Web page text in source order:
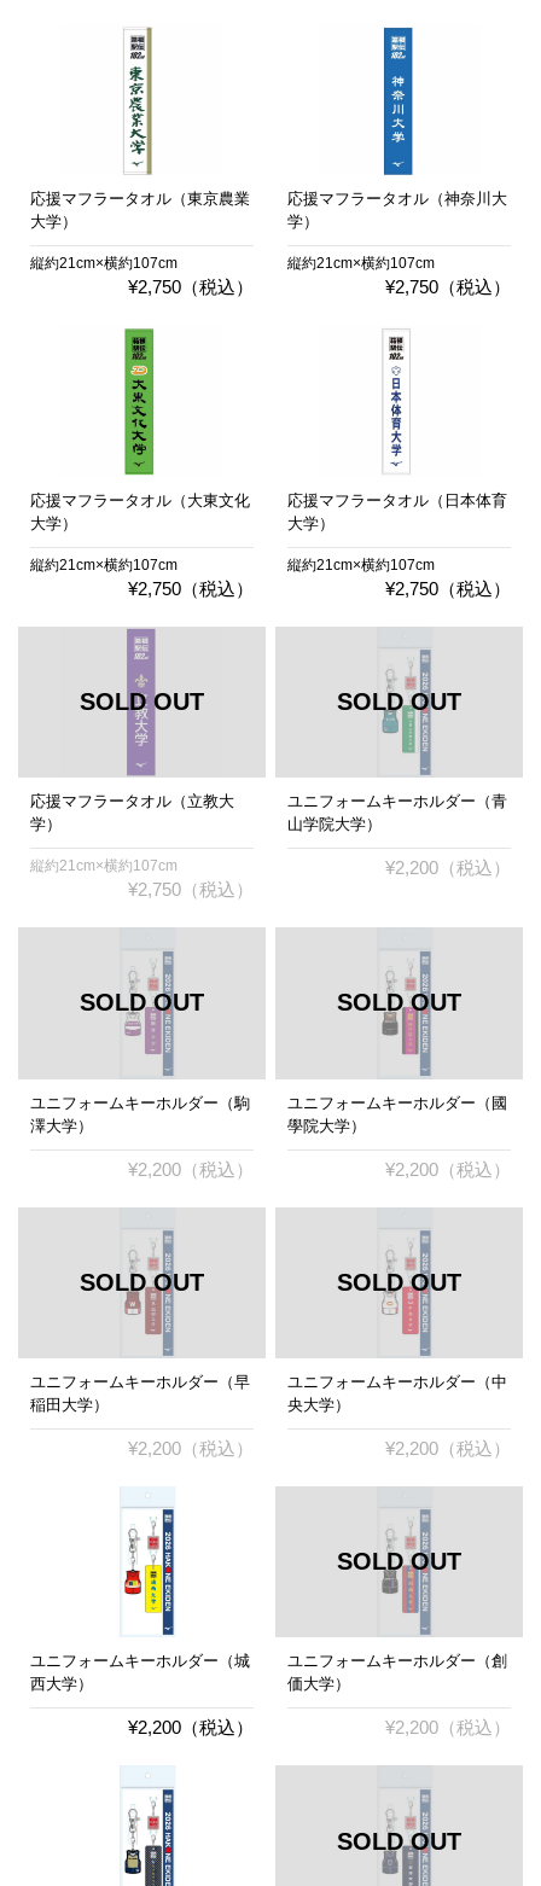
応援マフラータオル（東京農業
大学）
縦約21cm×横約107cm
¥2,750（税込）
応援マフラータオル（神奈川大
学）
縦約21cm×横約107cm
¥2,750（税込）
応援マフラータオル（大東文化
大学）
縦約21cm×横約107cm
¥2,750（税込）
応援マフラータオル（日本体育
大学）
縦約21cm×横約107cm
¥2,750（税込）
応援マフラータオル（立教大
学）
縦約21cm×横約107cm
¥2,750（税込）
ユニフォームキーホルダー（青
山学院大学）
¥2,200（税込）
ユニフォームキーホルダー（駒
澤大学）
¥2,200（税込）
ユニフォームキーホルダー（國
學院大学）
¥2,200（税込）
ユニフォームキーホルダー（早
稲田大学）
¥2,200（税込）
ユニフォームキーホルダー（中
央大学）
¥2,200（税込）
ユニフォームキーホルダー（城
西大学）
¥2,200（税込）
ユニフォームキーホルダー（創
価大学）
¥2,200（税込）